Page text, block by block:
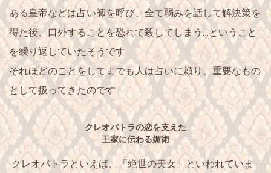
ある皇帝などは占い師を呼び、全て弱みを話して解決策を
得た後、口外することを恐れて殺してしまう…ということ
を繰り返していたそうです
それほどのことをしてまでも人は占いに頼り、重要なもの
として扱ってきたのです
クレオパトラの恋を支えた
王家に伝わる媚術
クレオパトラといえば、「絶世の美女」といわれていま